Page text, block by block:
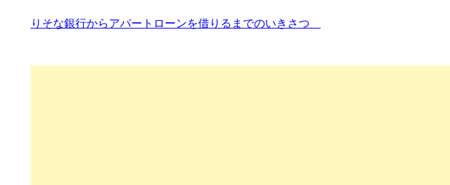
りそな銀行からアパートローンを借りるまでのいきさつ